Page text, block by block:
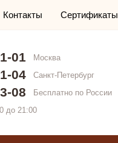
Контакты Сертификаты
01 Москва
04 Санкт-Петербург
08
Бесплатно по России
до 21:00